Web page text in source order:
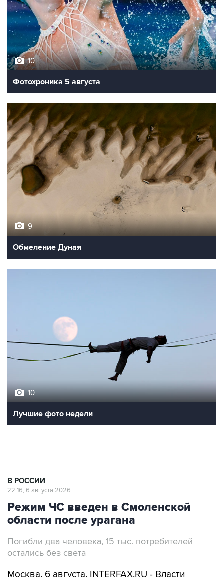
10
Фотохроника 5 августа
9
Обмеление Дуная
10
Лучшие фото недели
В РОССИИ
22:16, 6 августа 2026
Режим ЧС введен в Смоленской
области после урагана
Погибли два человека, 15 тыс. потребителей
остались без света